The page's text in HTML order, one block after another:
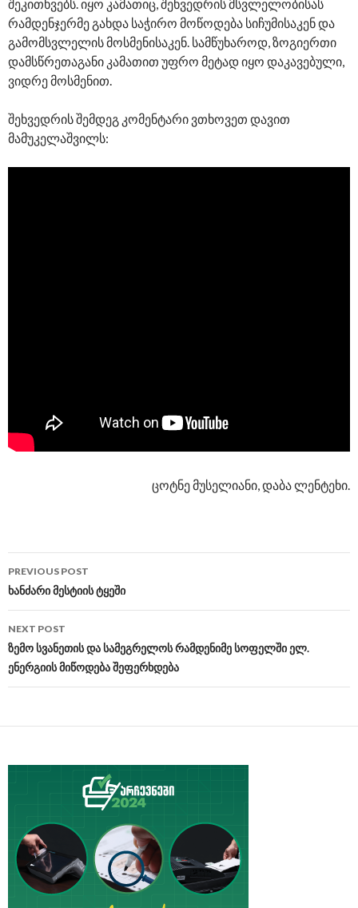
შეკითხვებს. იყო კამათიც, შეხვედრის მსვლელობისას
რამდენჯერმე გახდა საჭირო მოწოდება სიჩუმისაკენ და
გამომსვლელის მოსმენისაკენ. სამწუხაროდ, ზოგიერთი
დამსწრეთაგანი კამათით უფრო მეტად იყო დაკავებული,
ვიდრე მოსმენით.
შეხვედრის შემდეგ კომენტარი ვთხოვეთ დავით
მამუკელაშვილს:
ცოტნე მუსელიანი, დაბა ლენტეხი.
Post
navigation
PREVIOUS POST
ხანძარი მესტიის ტყეში
NEXT POST
ზემო სვანეთის და სამეგრელოს რამდენიმე სოფელში ელ.
ენერგიის მიწოდება შეფერხდება